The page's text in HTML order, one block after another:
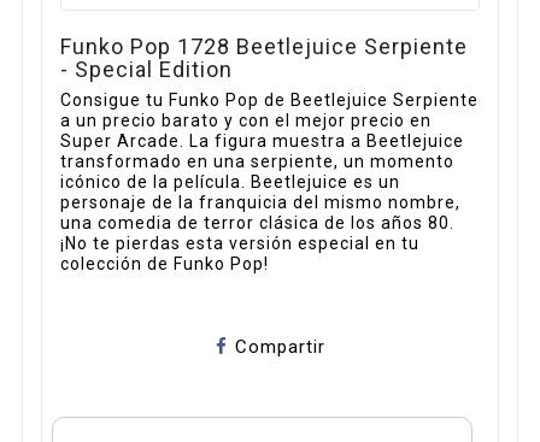
Funko Pop 1728 Beetlejuice Serpiente
- Special Edition
Consigue tu Funko Pop de Beetlejuice Serpiente
a un precio barato y con el mejor precio en
Super Arcade. La figura muestra a Beetlejuice
transformado en una serpiente, un momento
icónico de la película. Beetlejuice es un
personaje de la franquicia del mismo nombre,
una comedia de terror clásica de los años 80.
¡No te pierdas esta versión especial en tu
colección de Funko Pop!
Compartir